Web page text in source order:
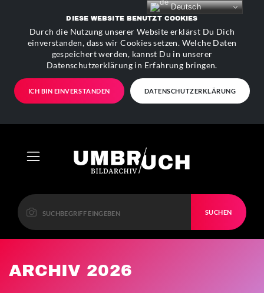
DIESE WEBSITE BENUTZT COOKIES
Durch die Nutzung unserer Website erklärst Du Dich
einverstanden, dass wir Cookies setzen. Welche Daten
gespeichert werden, kannst Du in unserer
Datenschutzerklärung in Erfahrung bringen.
ICH BIN EINVERSTANDEN DATENSCHUTZERKLÄRUNG
SUCHEN
ARCHIV 2026
Deutsch